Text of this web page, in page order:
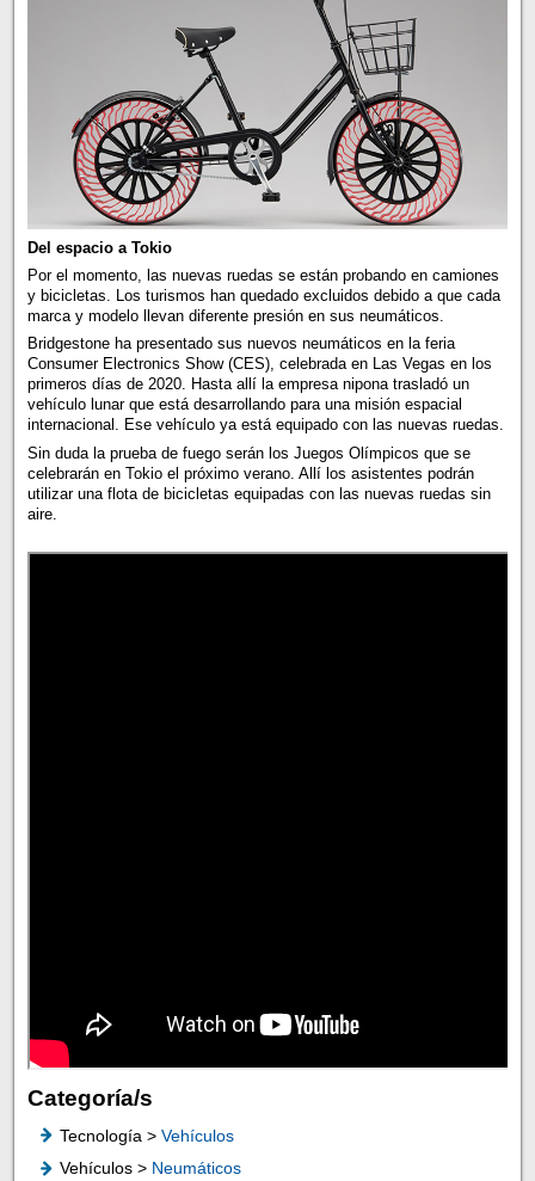
Del espacio a Tokio
Por el momento, las nuevas ruedas se están probando en camiones
y bicicletas. Los turismos han quedado excluidos debido a que cada
marca y modelo llevan diferente presión en sus neumáticos.
Bridgestone ha presentado sus nuevos neumáticos en la feria
Consumer Electronics Show (CES), celebrada en Las Vegas en los
primeros días de 2020. Hasta allí la empresa nipona trasladó un
vehículo lunar que está desarrollando para una misión espacial
internacional. Ese vehículo ya está equipado con las nuevas ruedas.
Sin duda la prueba de fuego serán los Juegos Olímpicos que se
celebrarán en Tokio el próximo verano. Allí los asistentes podrán
utilizar una flota de bicicletas equipadas con las nuevas ruedas sin
aire.
Categoría/s
Tecnología > Vehículos
Vehículos > Neumáticos